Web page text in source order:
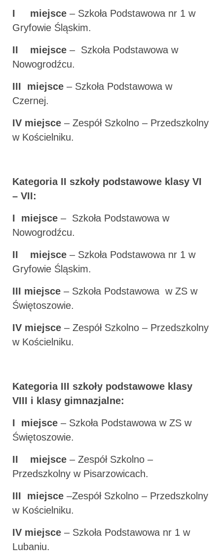
I miejsce – Szkoła Podstawowa nr 1 w
Gryfowie Śląskim.
II miejsce – Szkoła Podstawowa w
Nowogrodźcu.
III miejsce – Szkoła Podstawowa w
Czernej.
IV miejsce – Zespół Szkolno – Przedszkolny
w Kościelniku.
Kategoria II szkoły podstawowe klasy VI
– VII:
I miejsce – Szkoła Podstawowa w
Nowogrodźcu.
II miejsce – Szkoła Podstawowa nr 1 w
Gryfowie Śląskim.
III miejsce – Szkoła Podstawowa w ZS w
Świętoszowie.
IV miejsce – Zespół Szkolno – Przedszkolny
w Kościelniku.
Kategoria III szkoły podstawowe klasy
VIII i klasy gimnazjalne:
I miejsce – Szkoła Podstawowa w ZS w
Świętoszowie.
II miejsce – Zespół Szkolno –
Przedszkolny w Pisarzowicach.
III miejsce –Zespół Szkolno – Przedszkolny
w Kościelniku.
IV miejsce – Szkoła Podstawowa nr 1 w
Lubaniu.